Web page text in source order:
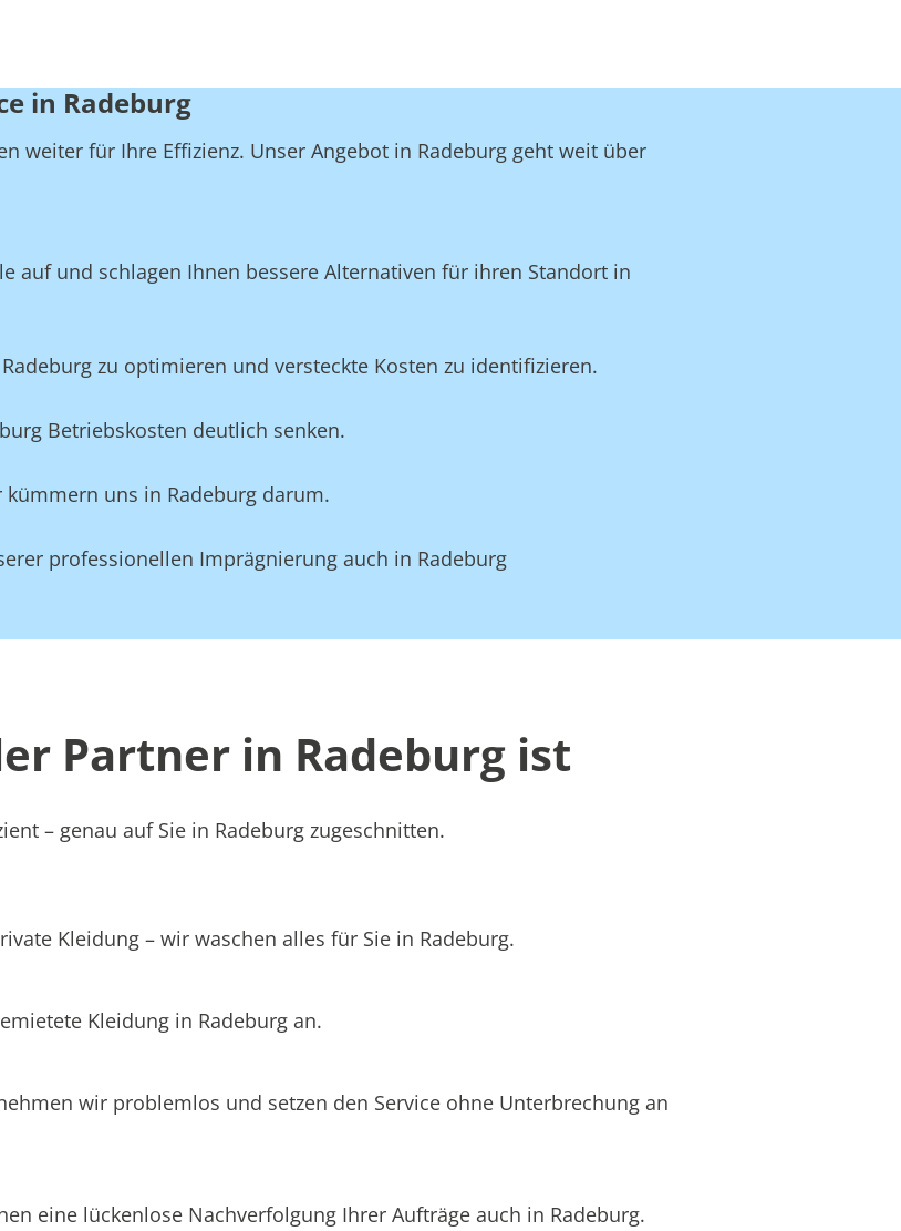
in Radeburg
weiter für Ihre Effizienz. Unser Angebot in Radeburg geht weit über
auf und schlagen Ihnen bessere Alternativen für ihren Standort in
zu optimieren und versteckte Kosten zu identifizieren.
Betriebskosten deutlich senken.
kümmern uns in Radeburg darum.
professionellen Imprägnierung auch in Radeburg
Partner in Radeburg ist
– genau auf Sie in Radeburg zugeschnitten.
Kleidung – wir waschen alles für Sie in Radeburg.
Kleidung in Radeburg an.
wir problemlos und setzen den Service ohne Unterbrechung an
eine lückenlose Nachverfolgung Ihrer Aufträge auch in Radeburg.